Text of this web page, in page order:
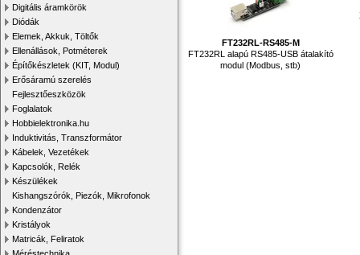
Digitális áramkörök
Diódák
Elemek, Akkuk, Töltők
Ellenállások, Potméterek
Építőkészletek (KIT, Modul)
Erősáramú szerelés
Fejlesztőeszközök
Foglalatok
Hobbielektronika.hu
Induktivitás, Transzformátor
Kábelek, Vezetékek
Kapcsolók, Relék
Készülékek
Kishangszórók, Piezók, Mikrofonok
Kondenzátor
Kristályok
Matricák, Feliratok
FT232RL-RS485-M
FT232RL alapú RS485-USB átalakító
modul (Modbus, stb)